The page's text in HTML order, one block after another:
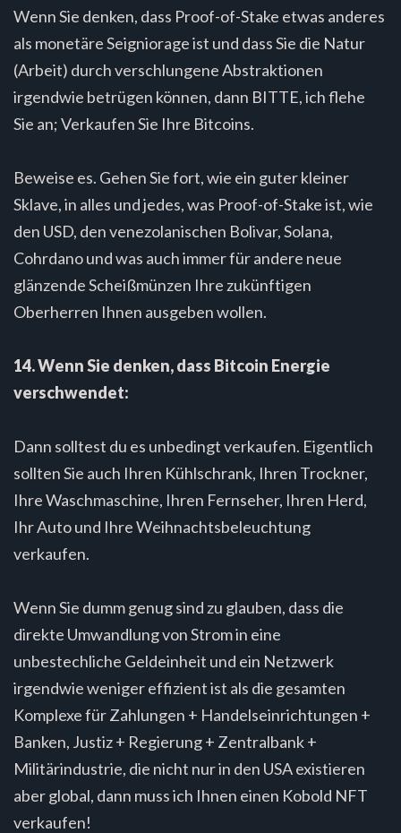
Wenn Sie denken, dass Proof-of-Stake etwas anderes
als monetäre Seigniorage ist und dass Sie die Natur
(Arbeit) durch verschlungene Abstraktionen
irgendwie betrügen können, dann BITTE, ich flehe
Sie an; Verkaufen Sie Ihre Bitcoins.
Beweise es. Gehen Sie fort, wie ein guter kleiner
Sklave, in alles und jedes, was Proof-of-Stake ist, wie
den USD, den venezolanischen Bolivar, Solana,
Cohrdano und was auch immer für andere neue
glänzende Scheißmünzen Ihre zukünftigen
Oberherren Ihnen ausgeben wollen.
14. Wenn Sie denken, dass Bitcoin Energie
verschwendet:
Dann solltest du es unbedingt verkaufen. Eigentlich
sollten Sie auch Ihren Kühlschrank, Ihren Trockner,
Ihre Waschmaschine, Ihren Fernseher, Ihren Herd,
Ihr Auto und Ihre Weihnachtsbeleuchtung
verkaufen.
Wenn Sie dumm genug sind zu glauben, dass die
direkte Umwandlung von Strom in eine
unbestechliche Geldeinheit und ein Netzwerk
irgendwie weniger effizient ist als die gesamten
Komplexe für Zahlungen + Handelseinrichtungen +
Banken, Justiz + Regierung + Zentralbank +
Militärindustrie, die nicht nur in den USA existieren
aber global, dann muss ich Ihnen einen Kobold NFT
verkaufen!